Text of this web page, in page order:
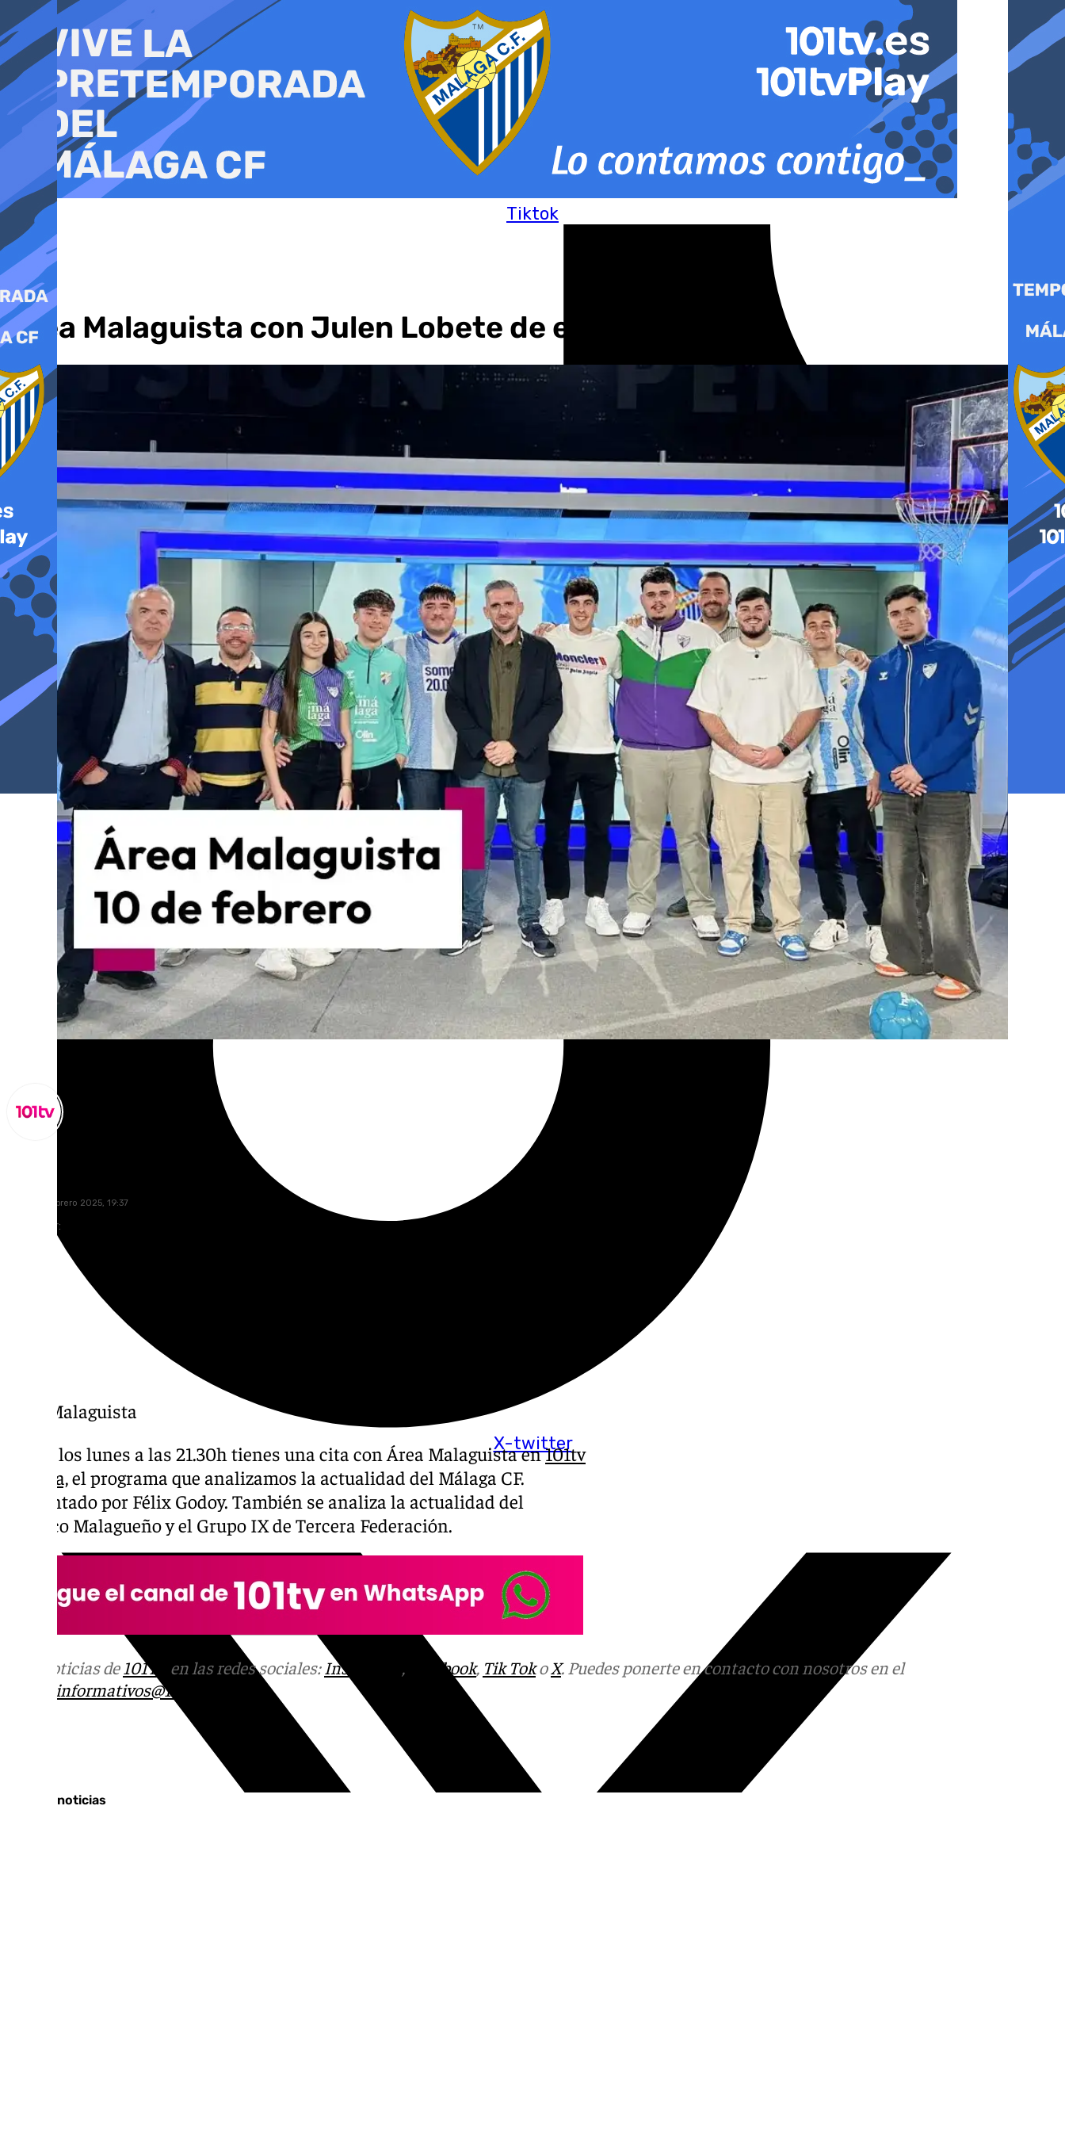
al
contenido
Tiktok
X-twitter
Área Malaguista con Julen Lobete de este lunes
lunes, 10 febrero 2025, 19:37
Compartir:
Área Malaguista
Todos los lunes a las 21.30h tienes una cita con Área Malaguista en101tv
Málaga,el programa que analizamos la actualidad del Málaga CF.
Presentado por Félix Godoy. También se analiza la actualidad del
Atlético Malagueño y el Grupo IX de Tercera Federación.
Más noticias de 101TV en las redes sociales: Instagram , Facebook, Tik TokoX. Puedes ponerte en contacto con nosotros en el
informativos@101tv.es
Últimas noticias